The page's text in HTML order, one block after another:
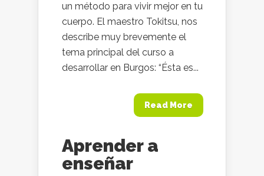
un método para vivir mejor en tu
cuerpo. El maestro Tokitsu, nos
describe muy brevemente el
tema principal del curso a
desarrollar en Burgos: “Ésta es...
Read More
Aprender a
enseñar